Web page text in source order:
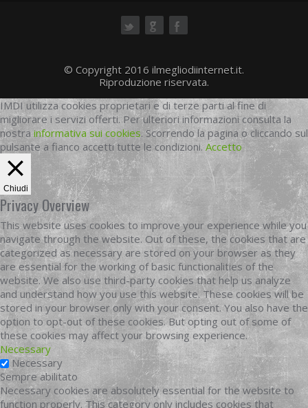
© Copyright 2016 ilmegliodiinternet.it.
Riproduzione riservata.
IMDI utilizza cookies proprietari e di terze parti al fine di
migliorare i servizi offerti. Per ulteriori informazioni consulta la
nostrainformativa sui cookies. Scorrendo la pagina o cliccando sul
pulsante a fianco accetti tutte le condizioni. Accetto
Chiudi
Privacy Overview
This website uses cookies to improve your experience while you
navigate through the website. Out of these, the cookies that are
categorized as necessary are stored on your browser as they
are essential for the working of basic functionalities of the
website. We also use third-party cookies that help us analyze
and understand how you use this website. These cookies will be
stored in your browser only with your consent. You also have the
option to opt-out of these cookies. But opting out of some of
these cookies may affect your browsing experience.
Necessary
Necessary
Sempre abilitato
Necessary cookies are absolutely essential for the website to
function properly. This category only includes cookies that